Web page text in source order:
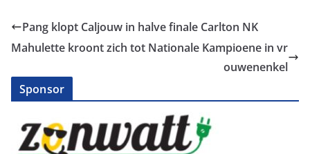
Pang klopt Caljouw in halve finale Carlton NK
Mahulette kroont zich tot Nationale Kampioene in vr
ouwenenkel
Sponsor